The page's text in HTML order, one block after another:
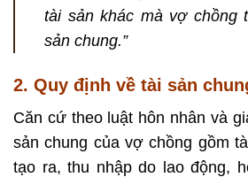
tài sản khác mà vợ chồng
sản chung.”
2. Quy định về tài sản
Căn cứ theo luật hôn nhân và
sản chung của vợ chồng gồm
tạo ra, thu nhập do lao động,